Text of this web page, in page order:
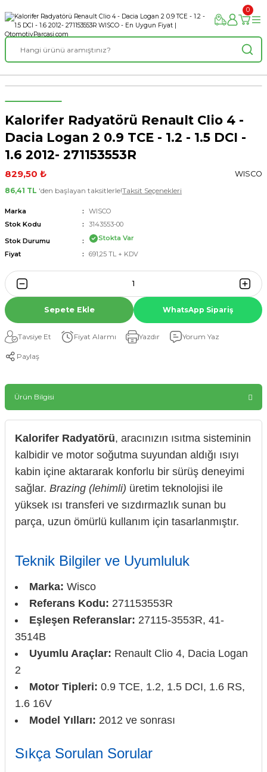
0
Kalorifer Radyatörü Renault Clio 4 -
Dacia Logan 2 0.9 TCE - 1.2 - 1.5 DCI -
1.6 2012- 271153553R
829,50 ₺
WISCO
86,41 TL 'den başlayan taksitlerle!Taksit Seçenekleri
Marka
WISCO
Stok Kodu
3143553-00
Stok Durumu
Stokta Var
Fiyat
691,25 TL + KDV
Sepete Ekle WhatsApp Sipariş
Tavsiye Et Fiyat Alarmı Yazdır Yorum Yaz
Paylaş
Ürün Bilgisi
Kalorifer Radyatörü, aracınızın ısıtma sisteminin
kalbidir ve motor soğutma suyundan aldığı ısıyı
kabin içine aktararak konforlu bir sürüş deneyimi
sağlar. Brazing (lehimli) üretim teknolojisi ile
yüksek ısı transferi ve sızdırmazlık sunan bu
parça, uzun ömürlü kullanım için tasarlanmıştır.
Teknik Bilgiler ve Uyumluluk
Marka: Wisco
Referans Kodu: 271153553R
Eşleşen Referanslar: 27115-3553R, 41-
3514B
Uyumlu Araçlar: Renault Clio 4, Dacia Logan
2
Motor Tipleri: 0.9 TCE, 1.2, 1.5 DCI, 1.6 RS,
1.6 16V
Model Yılları: 2012 ve sonrası
Sıkça Sorulan Sorular